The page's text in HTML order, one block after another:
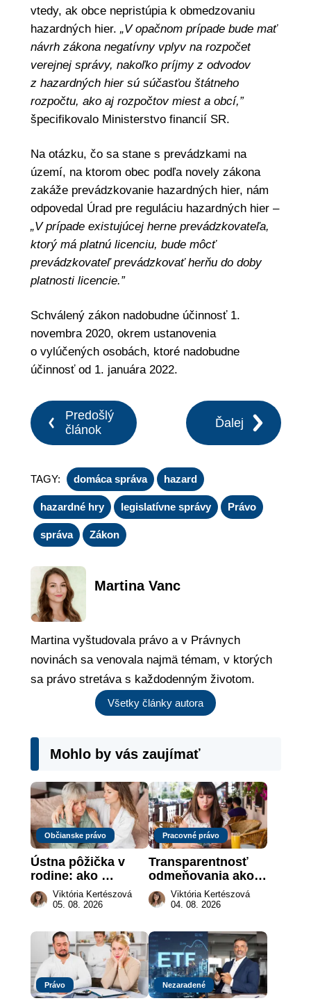
vtedy, ak obce nepristúpia k obmedzovaniu
hazardných hier. „V opačnom prípade bude mať
návrh zákona negatívny vplyv na rozpočet
verejnej správy, nakoľko príjmy z odvodov
z hazardných hier sú súčasťou štátneho
rozpočtu, ako aj rozpočtov miest a obcí,”
špecifikovalo Ministerstvo financií SR.
Na otázku, čo sa stane s prevádzkami na
území, na ktorom obec podľa novely zákona
zakáže prevádzkovanie hazardných hier, nám
odpovedal Úrad pre reguláciu hazardných hier –
„V prípade existujúcej herne prevádzkovateľa,
ktorý má platnú licenciu, bude môcť
prevádzkovateľ prevádzkovať herňu do doby
platnosti licencie.”
Schválený zákon nadobudne účinnosť 1.
novembra 2020, okrem ustanovenia
o vylúčených osobách, ktoré nadobudne
účinnosť od 1. januára 2022.
Predošlý
článok
Ďalej
TAGY: domáca správa hazard
hazardné hry legislatívne správy Právo
správa Zákon
Martina Vanc
Martina vyštudovala právo a v Právnych
novinách sa venovala najmä témam, v ktorých
sa právo stretáva s každodenným životom.
Všetky články autora
Mohlo by vás zaujímať
Občianske právo
Ústna pôžička v
rodine: ako
vymôcť peniaze,
keď na papieri nie
Viktória Kertészová
05. 08. 2026
Pracovné právo
Transparentnosť
odmeňovania ako
právna povinnosť:
revolúcia na
práce
Viktória Kertészová
04. 08. 2026
Právo Nezaradené